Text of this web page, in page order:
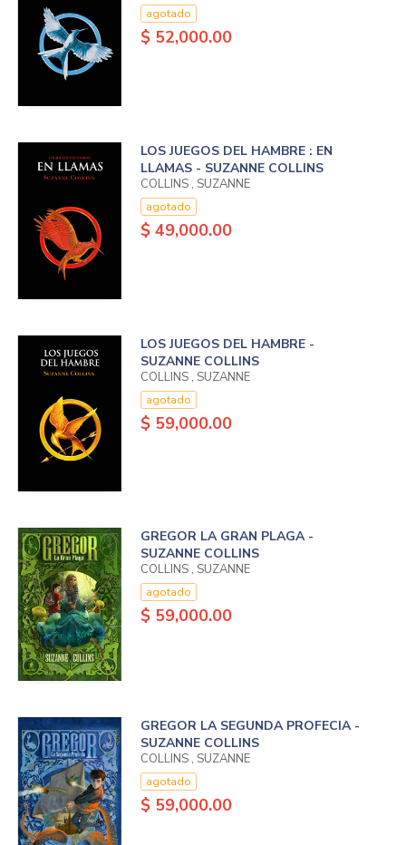
agotado
$ 52,000.00
LOS JUEGOS DEL HAMBRE : EN
LLAMAS - SUZANNE COLLINS
COLLINS , SUZANNE
agotado
$ 49,000.00
LOS JUEGOS DEL HAMBRE -
SUZANNE COLLINS
COLLINS , SUZANNE
agotado
$ 59,000.00
GREGOR LA GRAN PLAGA -
SUZANNE COLLINS
COLLINS , SUZANNE
agotado
$ 59,000.00
GREGOR LA SEGUNDA PROFECIA -
SUZANNE COLLINS
COLLINS , SUZANNE
agotado
$ 59,000.00